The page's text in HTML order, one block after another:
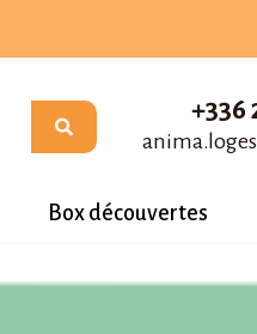
+336
Box découvertes